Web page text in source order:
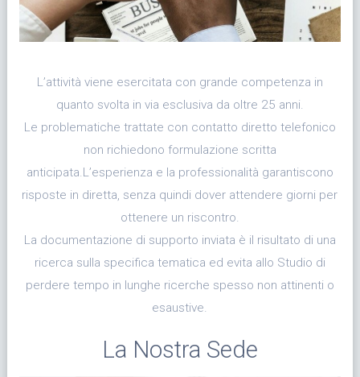
L’attività viene esercitata con grande competenza in
quanto svolta in via esclusiva da oltre 25 anni.
Le problematiche trattate con contatto diretto telefonico
non richiedono formulazione scritta
anticipata.L’esperienza e la professionalità garantiscono
risposte in diretta, senza quindi dover attendere giorni per
ottenere un riscontro.
La documentazione di supporto inviata è il risultato di una
ricerca sulla specifica tematica ed evita allo Studio di
perdere tempo in lunghe ricerche spesso non attinenti o
esaustive.
La Nostra Sede